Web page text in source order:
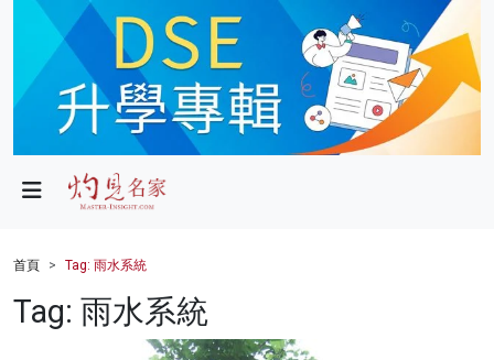
政局
財經
首頁 Tag: 雨水系統
Tag: 雨水系統